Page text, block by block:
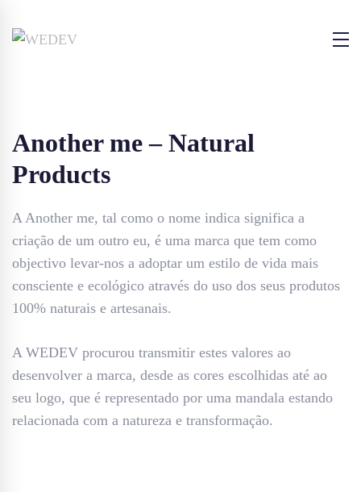
Another me – Natural
Products
A Another me, tal como o nome indica significa a
criação de um outro eu, é uma marca que tem como
objectivo levar-nos a adoptar um estilo de vida mais
consciente e ecológico através do uso dos seus produtos
100% naturais e artesanais.
A WEDEV procurou transmitir estes valores ao
desenvolver a marca, desde as cores escolhidas até ao
seu logo, que é representado por uma mandala estando
relacionada com a natureza e transformação.